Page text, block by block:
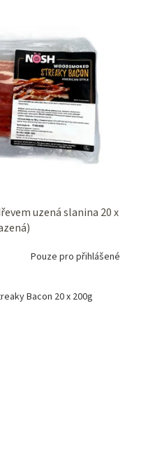
uzená slanina 20 x
Pouze pro přihlášené
Bacon 20 x 200g